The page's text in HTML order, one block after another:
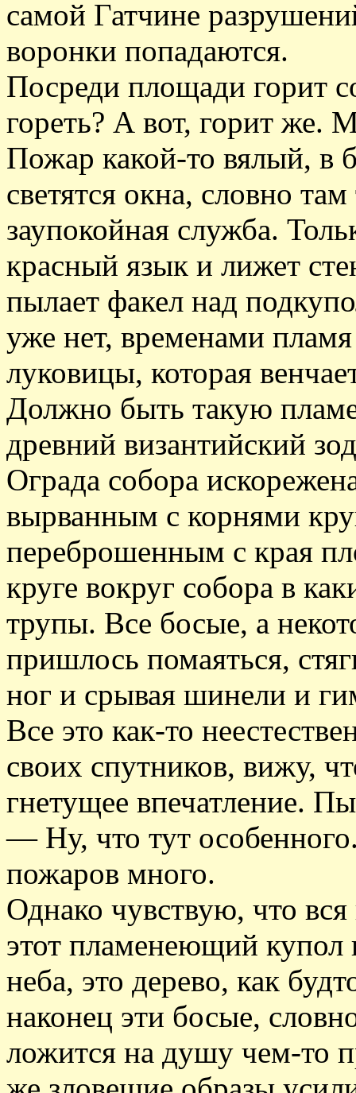
самой Гатчине
воронки попадаются.
Посреди площади горит
гореть? А вот, горит же.
Пожар какой-то вялый, в
светятся окна, словно
заупокойная служба.
красный язык и лижет
пылает факел над
уже нет, временами
луковицы, которая
Должно быть такую
древний византийский
Ограда собора
вырванным с корнями
переброшенным с края
круге вокруг собора в
трупы. Все босые, а
пришлось помаяться,
ног и срывая шинели и
Все это как-то
своих спутников, вижу,
гнетущее впечатление.
— Ну, что тут
пожаров много.
Однако чувствую, что
этот пламенеющий купол
неба, это дерево, как
наконец эти босые,
ложится на душу чем-то